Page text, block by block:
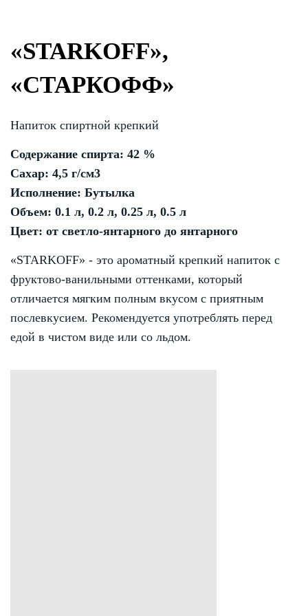
«STARKOFF»,
«СТАРКОФФ»
Напиток спиртной крепкий
Содержание спирта: 42 %
Сахар: 4,5 г/см3
Исполнение: Бутылка
Объем: 0.1 л, 0.2 л, 0.25 л, 0.5 л
Цвет: от светло-янтарного до янтарного
«STARKOFF» - это ароматный крепкий напиток с
фруктово-ванильными оттенками, который
отличается мягким полным вкусом с приятным
послевкусием. Рекомендуется употреблять перед
едой в чистом виде или со льдом.